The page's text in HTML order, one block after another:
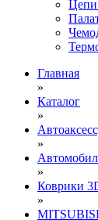
Цепи
Главная
»
Каталог
»
»
»
Коврики
»